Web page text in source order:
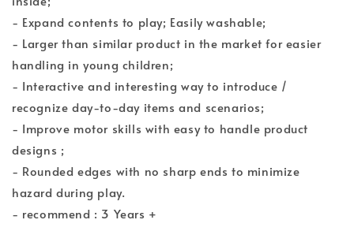
- Expand contents to play; Easily washable;
- Larger than similar product in the market for easier
handling in young children;
- Interactive and interesting way to introduce /
recognize day-to-day items and scenarios;
- Improve motor skills with easy to handle product
designs ;
- Rounded edges with no sharp ends to minimize
hazard during play.
- recommend : 3 Years +